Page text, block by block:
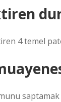
4 temel
saptamak